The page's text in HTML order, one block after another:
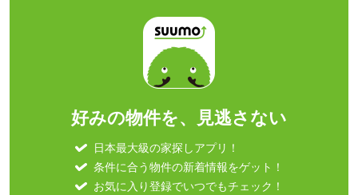
好みの物件を、見逃さない
日本最大級の家探しアプリ！
条件に合う物件の新着情報をゲット！
お気に入り登録でいつでもチェック！